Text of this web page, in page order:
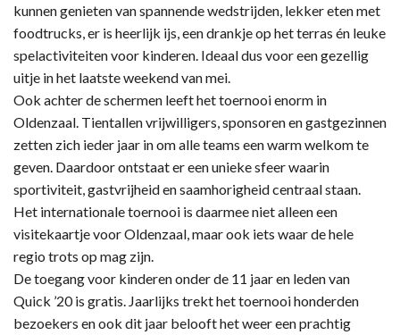
kunnen genieten van spannende wedstrijden, lekker eten met
foodtrucks, er is heerlijk ijs, een drankje op het terras én leuke
spelactiviteiten voor kinderen. Ideaal dus voor een gezellig
uitje in het laatste weekend van mei.
Ook achter de schermen leeft het toernooi enorm in
Oldenzaal. Tientallen vrijwilligers, sponsoren en gastgezinnen
zetten zich ieder jaar in om alle teams een warm welkom te
geven. Daardoor ontstaat er een unieke sfeer waarin
sportiviteit, gastvrijheid en saamhorigheid centraal staan.
Het internationale toernooi is daarmee niet alleen een
visitekaartje voor Oldenzaal, maar ook iets waar de hele
regio trots op mag zijn.
De toegang voor kinderen onder de 11 jaar en leden van
Quick ’20 is gratis. Jaarlijks trekt het toernooi honderden
bezoekers en ook dit jaar belooft het weer een prachtig